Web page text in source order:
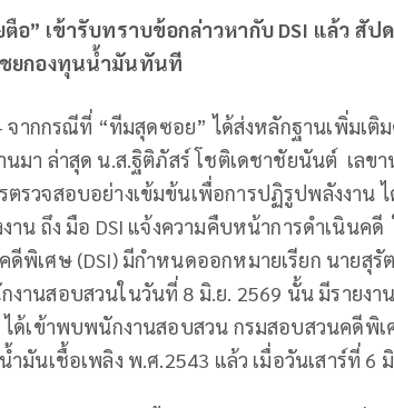
ตือ” เข้ารับทราบข้อกล่าวหากับ DSI แล้ว สัป
ชยกองทุนน้ำมันทันที
จากกรณีที่ “ทีมสุดซอย” ได้ส่งหลักฐานเพิ่มเติ
นมา ล่าสุด น.ส.ฐิติภัสร์ โชติเดชาชัยนันต์ เลข
ตรวจสอบอย่างเข้มข้นเพื่อการปฏิรูปพลังงาน
าน ถึง มือ DSI แจ้งความคืบหน้าการดำเนิน
พิเศษ (DSI) มีกำหนดออกหมายเรียก นายสุรั
งานสอบสวนในวันที่ 8 มิ.ย. 2569 นั้น มีรายง
ได้เข้าพบพนักงานสอบสวน กรมสอบสวนคดีพิ
ำมันเชื้อเพลิง พ.ศ.2543 แล้ว เมื่อวันเสาร์ที่ 6